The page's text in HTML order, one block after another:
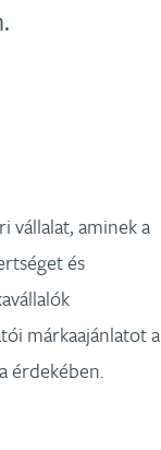
vállalat, aminek a
és
márkaajánlatot a
érdekében.